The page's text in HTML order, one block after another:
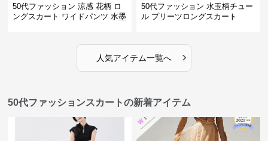
50代ファッション 涼感 花柄 ロ
ングスカート ワイドパンツ 水墨
50代ファッション 水玉柄チュー
ル プリーツロングスカート
人気アイテム一覧へ ›
50代ファッションスカートの新着アイテム